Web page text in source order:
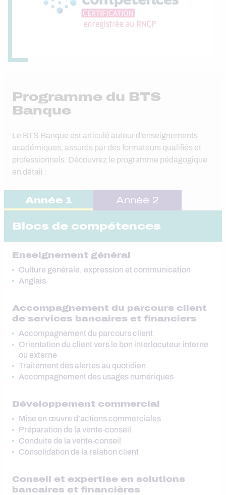
Programme du BTS
Banque
Le BTS Banque est articulé autour d’enseignements
académiques, assurés par des formateurs qualifiés et
professionnels. Découvrez le programme pédagogique
en détail :
Année 1 Année 2
Blocs de compétences
Enseignement général
Culture générale, expression et communication
Anglais
Accompagnement du parcours client
de services bancaires et financiers
Accompagnement du parcours client
Orientation du client vers le bon interlocuteur interne
ou externe
Traitement des alertes au quotidien
Accompagnement des usages numériques
Développement commercial
Mise en œuvre d’actions commerciales
Préparation de la vente-conseil
Conduite de la vente-conseil
Consolidation de la relation client
Conseil et expertise en solutions
bancaires et financières